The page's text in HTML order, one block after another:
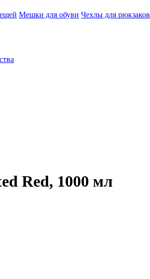
Мешки для обуви Чехлы для рюкзаков
Red, 1000 мл